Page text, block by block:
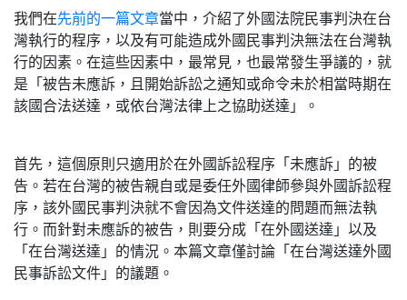
我們在先前的一篇文章當中，介紹了外國法院民事判決在台
灣執行的程序，以及有可能造成外國民事判決無法在台灣執
行的因素。在這些因素中，最常見，也最常發生爭議的，就
是「被告未應訴，且開始訴訟之通知或命令未於相當時期在
該國合法送達，或依台灣法律上之協助送達」。
首先，這個原則只適用於在外國訴訟程序「未應訴」的被
告。若在台灣的被告親自或是委任外國律師參與外國訴訟程
序，該外國民事判決就不會因為文件送達的問題而無法執
行。而針對未應訴的被告，則要分成「在外國送達」以及
「在台灣送達」的情況。本篇文章僅討論「在台灣送達外國
民事訴訟文件」的議題。